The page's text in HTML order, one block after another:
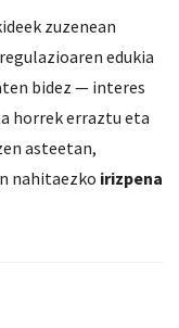
zuzenean
edukia
bidez — interes
horrek erraztu eta
asteetan,
nahitaezko irizpena